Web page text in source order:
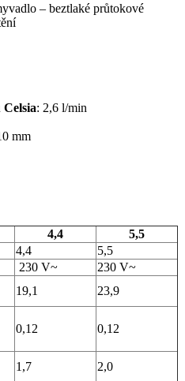
– beztlaké průtokové
: 2,6 l/min
mm
4,4
5,5
4,4
5,5
230 V~
230 V~
19,1
23,9
0,12 0,12
1,7
2,0